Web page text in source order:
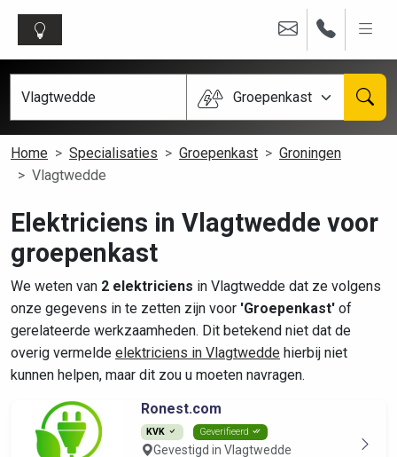
Groepenkast
Home Specialisaties Groepenkast
Groningen
Vlagtwedde
Elektriciens in Vlagtwedde voor
groepenkast
We weten van 2 elektriciens in Vlagtwedde dat ze volgens
onze gegevens in te zetten zijn voor 'Groepenkast' of
gerelateerde werkzaamheden. Dit betekend niet dat de
overig vermelde elektriciens in Vlagtwedde hierbij niet
kunnen helpen, maar dit zou u moeten navragen.
Ronest.com
KVK Geverifieerd
Gevestigd in Vlagtwedde